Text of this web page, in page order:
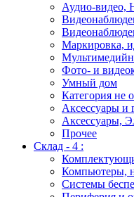
Аудио-видео,
Маркировка,
Фото- и
Умный дом
Категория не
Аксессуары и
Аксессуары,
Прочее
Склад - 4 :
Компьютеры,
Системы